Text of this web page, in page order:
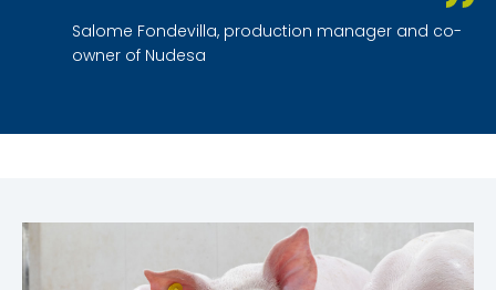
Salome Fondevilla, production manager and co-
owner of Nudesa